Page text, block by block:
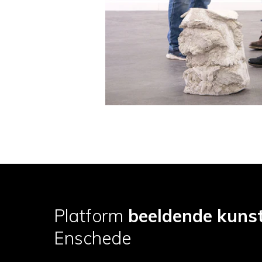
Platform beeldende
Enschede